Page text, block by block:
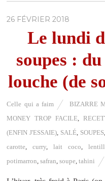
26 FÉVRIER 2018
Le lundi
soupes :
louche (de
Celle qui a faim BIZARRE
MONEY TROP FACILE ,
(ENFIN J'ESSAIE) SALÉ SOUPES
carotte ,curry lait coco
potimarron ,safran ,soupe ,tahini